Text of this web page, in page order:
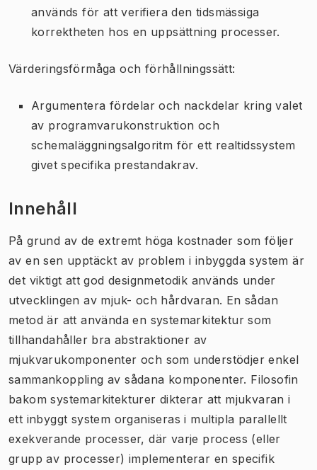
används för att verifiera den tidsmässiga
korrektheten hos en uppsättning processer.
Värderingsförmåga och förhållningssätt:
Argumentera fördelar och nackdelar kring valet
av programvarukonstruktion och
schemaläggningsalgoritm för ett realtidssystem
givet specifika prestandakrav.
Innehåll
På grund av de extremt höga kostnader som följer
av en sen upptäckt av problem i inbyggda system är
det viktigt att god designmetodik används under
utvecklingen av mjuk- och hårdvaran. En sådan
metod är att använda en systemarkitektur som
tillhandahåller bra abstraktioner av
mjukvarukomponenter och som understödjer enkel
sammankoppling av sådana komponenter. Filosofin
bakom systemarkitekturer dikterar att mjukvaran i
ett inbyggt system organiseras i multipla parallellt
exekverande processer, där varje process (eller
grupp av processer) implementerar en specifik